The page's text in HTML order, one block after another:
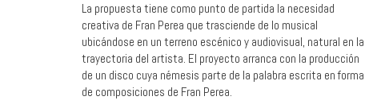
La propuesta tiene como punto de partida la necesidad
creativa de Fran Perea que trasciende de lo musical
ubicándose en un terreno escénico y audiovisual, natural en la
trayectoria del artista. El proyecto arranca con la producción
de un disco cuya némesis parte de la palabra escrita en forma
de composiciones de Fran Perea.